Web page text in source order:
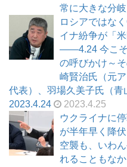
常に大きな分
ロシアではな
イナ紛争が「
――4.24 今こそ
の呼びかけ～
崎賢治氏（元
代表）、羽場久美子氏（
2023.4.24
2023.4.25
ウクライナに
が半年早く降
空襲も、いわ
れることもな